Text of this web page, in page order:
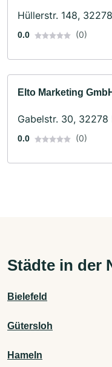
Hüllerstr. 148,
0.0 (0)
Elto Marketing
Gabelstr. 30, 32278
0.0 (0)
Städte in der
Bielefeld
Gütersloh
Hameln